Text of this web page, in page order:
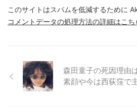
このサイトはスパムを低減するために
コメントデータの処理方法の詳細はこ
森田童子の死因理由
素顔や今は西荻窪で